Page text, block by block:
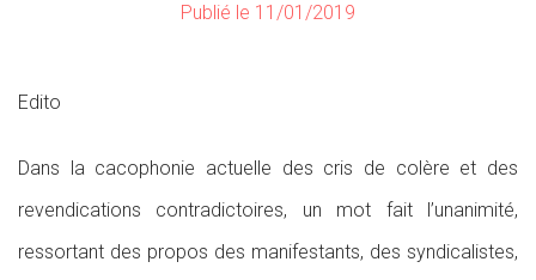
Publié le 11/01/2019
Edito
Dans la cacophonie actuelle des cris de colère et des
revendications contradictoires, un mot fait l’unanimité,
ressortant des propos des manifestants, des syndicalistes,